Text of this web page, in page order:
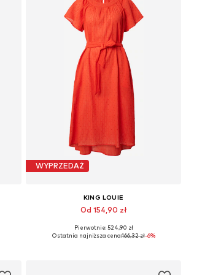
WYPRZEDAŻ
KING LOUIE
Od 154,90 zł
Dostępne rozmiary: 34, 38
Pierwotnie: 524,90 zł
Ostatnia najniższa cena:166,32 zł-6%